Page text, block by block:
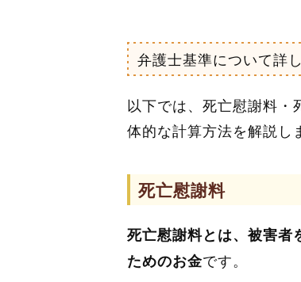
弁護士基準について詳
以下では、死亡慰謝料・
体的な計算方法を解説し
死亡慰謝料
死亡慰謝料とは、被害者
ためのお金です。